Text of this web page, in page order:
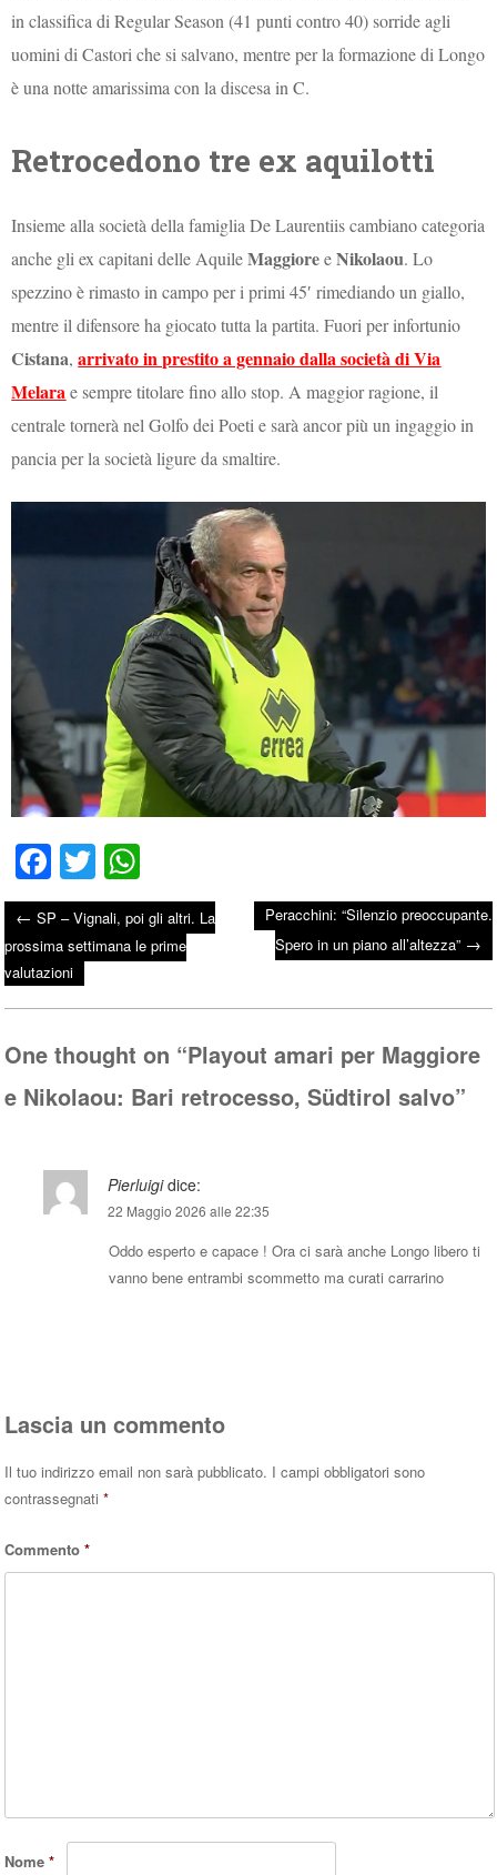
in classifica di Regular Season (41 punti contro 40) sorride agli
uomini di Castori che si salvano, mentre per la formazione di Longo
è una notte amarissima con la discesa in C.
Retrocedono tre ex aquilotti
Insieme alla società della famiglia De Laurentiis cambiano categoria
anche gli ex capitani delle AquileMaggioreeNikolaou. Lo
spezzino è rimasto in campo per i primi 45′ rimediando un giallo,
mentre il difensore ha giocato tutta la partita. Fuori per infortunio
Cistana,arrivato in prestito a gennaio dalla società di Via
Melarae sempre titolare fino allo stop. A maggior ragione, il
centrale tornerà nel Golfo dei Poeti e sarà ancor più un ingaggio in
pancia per la società ligure da smaltire.
Fa
ce
bo
ok
T
wi
tte
r
ha
ts
A
pp
Post navigation
← SP – Vignali, poi gli altri. La
prossima settimana le prime
valutazioni
Peracchini: “Silenzio preoccupante.
Spero in un piano all’altezza” →
One thought on “Playout amari per Maggiore
e Nikolaou: Bari retrocesso, Südtirol salvo”
Pierluigi dice:
22 Maggio 2026 alle 22:35
Oddo esperto e capace ! Ora ci sarà anche Longo libero ti
vanno bene entrambi scommetto ma curati carrarino
Lascia un commento
Il tuo indirizzo email non sarà pubblicato. I campi obbligatori sono
contrassegnati*
Commento*
Nome*